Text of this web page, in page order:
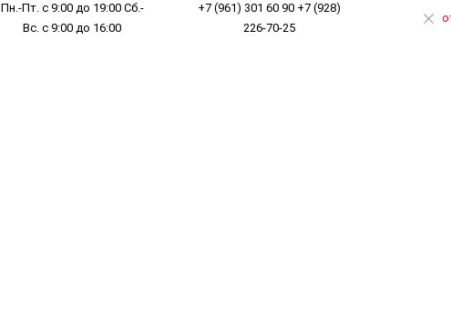
Пн.-Пт. с 9:00 до 19:00 Сб.-
Вс. с 9:00 до 16:00
+7 (961) 301 60 90 +7 (928)
226-70-25